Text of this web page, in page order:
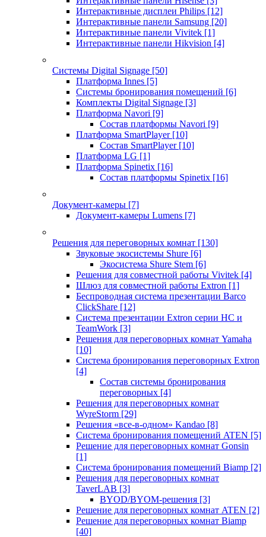
Интерактивные дисплеи Philips [12]
Интерактивные панели Samsung [20]
Интерактивные панели Vivitek [1]
Интерактивные панели Hikvision [4]
Системы Digital Signage [50]
Платформа Innes [5]
Системы бронирования помещений [6]
Комплекты Digital Signage [3]
Платформа Navori [9]
Состав платформы Navori [9]
Платформа SmartPlayer [10]
Состав SmartPlayer [10]
Платформа LG [1]
Платформа Spinetix [16]
Состав платформы Spinetix [16]
Документ-камеры [7]
Документ-камеры Lumens [7]
Решения для переговорных комнат [130]
Звуковые экосистемы Shure [6]
Экосистема Shure Stem [6]
Решения для совместной работы Vivitek [4]
Шлюз для совместной работы Extron [1]
Беспроводная система презентации Barco
ClickShare [12]
Система презентации Extron серии HC и
TeamWork [3]
Решения для переговорных комнат Yamaha
[10]
Система бронирования переговорных Extron
[4]
Состав системы бронирования
переговорных [4]
Решения для переговорных комнат
WyreStorm [29]
Решения «все-в-одном» Kandao [8]
Система бронирования помещений ATEN [5]
Решение для переговорных комнат Gonsin
[1]
Система бронирования помещений Biamp [2]
Решения для переговорных комнат
TaverLAB [3]
BYOD/BYOM-решения [3]
Решение для переговорных комнат ATEN [2]
Решение для переговорных комнат Biamp
[40]